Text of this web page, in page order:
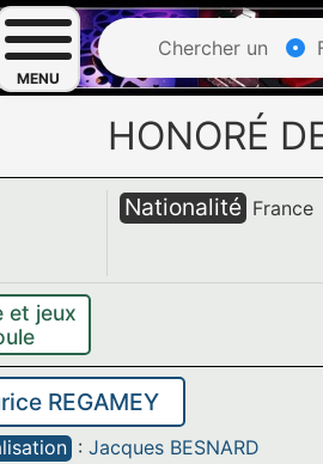
MENU
Chercher un
HONORÉ
Nationalité France
et jeux
REGAMEY
: Jacques BESNARD